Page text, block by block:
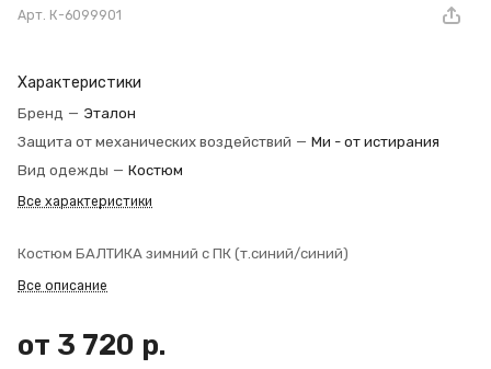
Арт. К-6099901
Характеристики
Бренд — Эталон
Защита от механических воздействий — Ми - от истирания
Вид одежды — Костюм
Все характеристики
Костюм БАЛТИКА зимний с ПК (т.синий/синий)
Все описание
от 3 720 р.